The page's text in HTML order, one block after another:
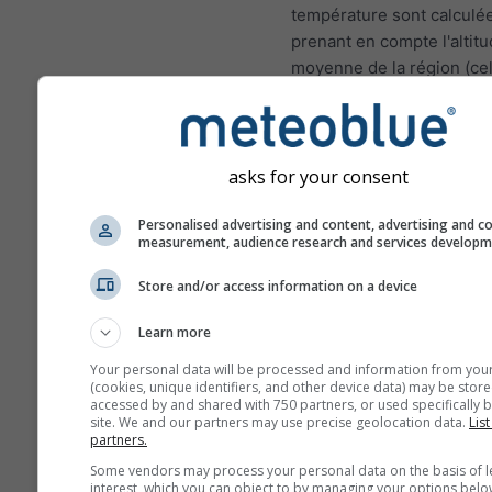
température sont
prenant en compte
moyenne de la région
températures pour les
montagnes ou les zones
peuvent être légèrement
au lieu choisi. Vous
trouver l'altitude de la
grille en plus des
mois, les données sont
agrégations
moyenne, maximale et
sont des agrégations
asks for your consent
Personalised advertising and content, advertising and
measurement, audience research and services
Store and/or access information on a device
Learn more
Your personal data will be processed and information from
(cookies, unique identifiers, and other device data) may be
accessed by and shared with 750 partners, or used specifically
site. We and our partners may use precise geolocation data.
partners.
Some vendors may process your personal data on the basis of
interest, which you can object to by managing your options